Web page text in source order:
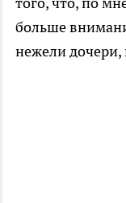
больше
нежели дочери,